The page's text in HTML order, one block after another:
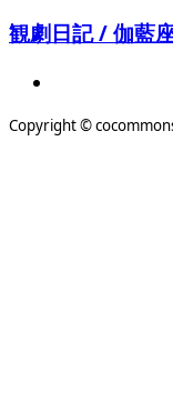
観劇日記 / 伽藍
Copyright ©